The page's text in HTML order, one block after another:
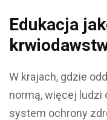
Edukacja
W krajach, gdzie
normą, więcej ludzi
system ochrony